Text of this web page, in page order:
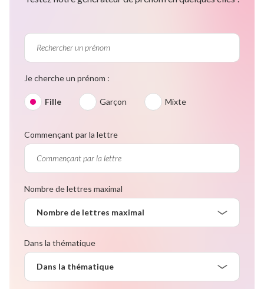
Je cherche un prénom :
Fille Garçon Mixte
Commençant par la lettre
Nombre de lettres maximal
Nombre de lettres maximal
Dans la thématique
Dans la thématique